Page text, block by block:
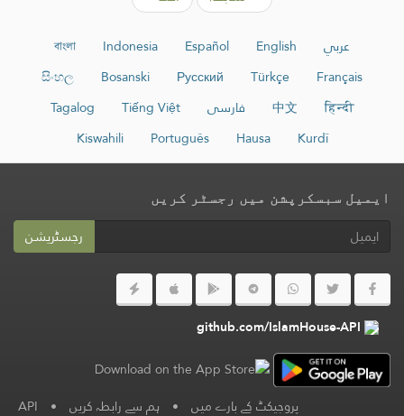
عربي English
Español
Indonesia
বাংলা
Français
Türkçe
Русский
Bosanski
සිංහල
हिन्दी
中文 فارسی Tiếng Việt
Tagalog
Kurdî
Hausa
Português
Kiswahili
ایمیل سبسکرپشن میں رجسٹر کریں
رجسٹریشن
github.com/IslamHouse-API
پروجیکٹ کے بارے میں • ہم سے رابطہ کریں •
API